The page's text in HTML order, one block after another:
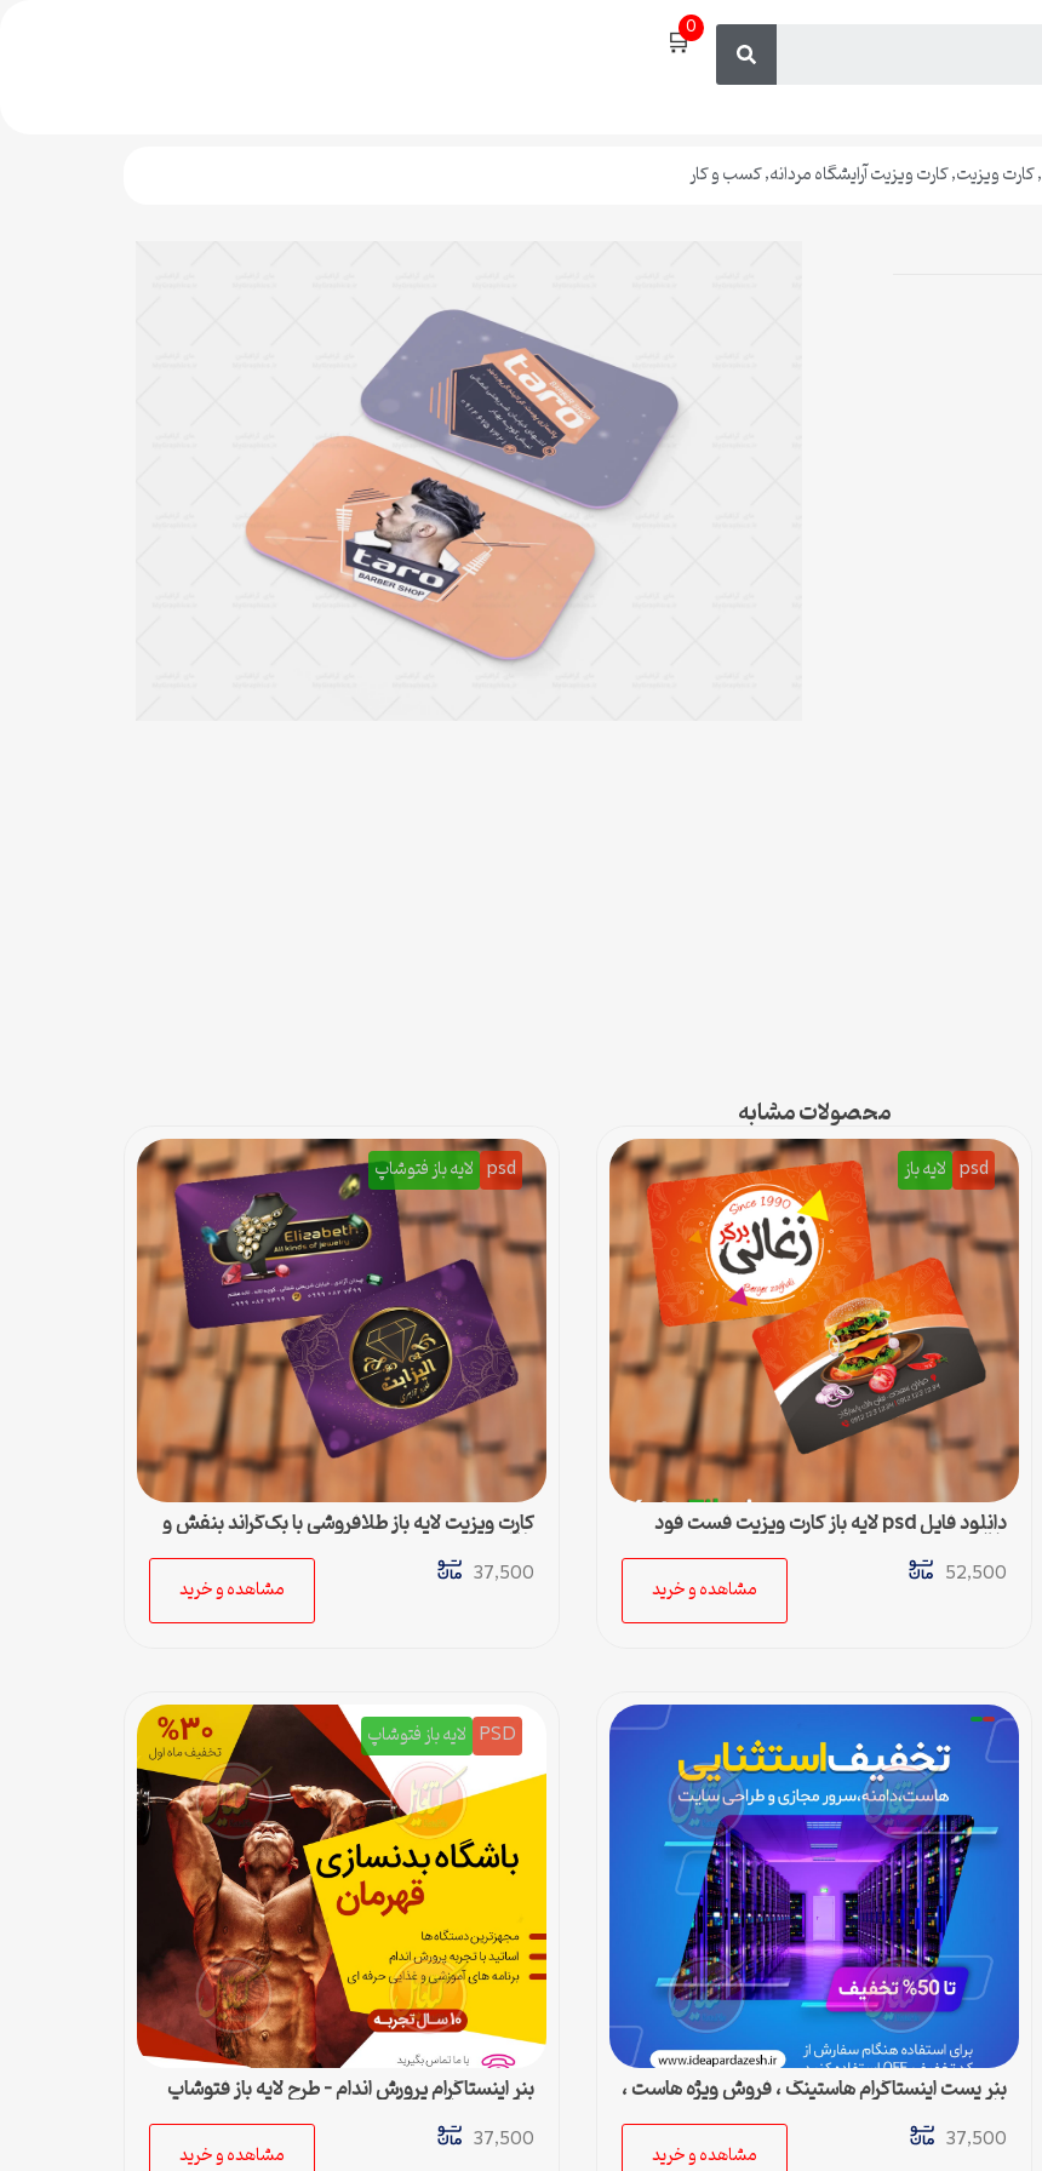
🛒0
,کارت ویزیت,کارت ویزیت آرایشگاه مردانه,کسب و کار
محصولات مشابه
psd لایه باز
دانلود فایل psd لایه باز کارت ویزیت فست فود
زغالی
52,500
مشاهده و خرید
psd لایه باز فتوشاپ
کارت ویزیت لایه باز طلافروشی با بک‌گراند بنفش و
طلایی
37,500
مشاهده و خرید
بنر پست اینستاگرام هاستینگ ، فروش ویژه هاست ،
دامین و سرور مجازی
37,500
مشاهده و خرید
PSD لایه باز فتوشاپ
بنر اینستاگرام پرورش اندام – طرح لایه باز فتوشاپ
برای پست اینستا
37,500
مشاهده و خرید